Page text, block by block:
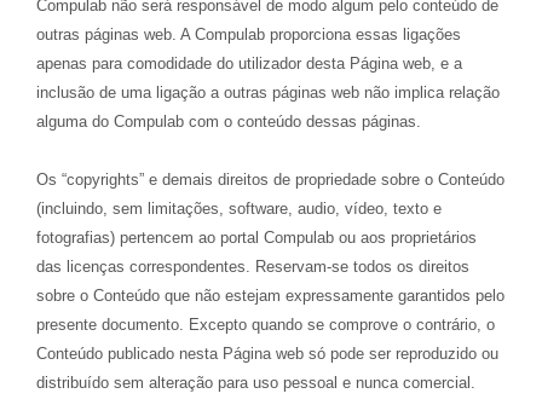
Compulab não será responsável de modo algum pelo conteúdo de
outras páginas web. A Compulab proporciona essas ligações
apenas para comodidade do utilizador desta Página web, e a
inclusão de uma ligação a outras páginas web não implica relação
alguma do Compulab com o conteúdo dessas páginas.
Os “copyrights” e demais direitos de propriedade sobre o Conteúdo
(incluindo, sem limitações, software, audio, vídeo, texto e
fotografias) pertencem ao portal Compulab ou aos proprietários
das licenças correspondentes. Reservam-se todos os direitos
sobre o Conteúdo que não estejam expressamente garantidos pelo
presente documento. Excepto quando se comprove o contrário, o
Conteúdo publicado nesta Página web só pode ser reproduzido ou
distribuído sem alteração para uso pessoal e nunca comercial.